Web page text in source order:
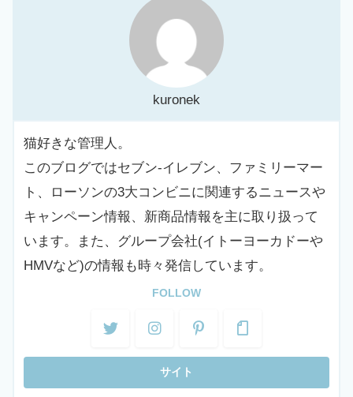
kuronek
猫好きな管理人。
このブログではセブン-イレブン、ファミリーマー
ト、ローソンの3大コンビニに関連するニュースや
キャンペーン情報、新商品情報を主に取り扱って
います。また、グループ会社(イトーヨーカドーや
HMVなど)の情報も時々発信しています。
FOLLOW